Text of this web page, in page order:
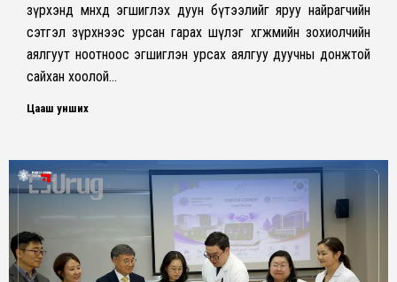
зүрхэнд мөнхөд эгшиглэх дуун бүтээлийг яруу найрагчийн
сэтгэл зүрхнээс урсан гарах шүлэг хөгжмийн зохиолчийн
аялгуут ноотноос эгшиглэн урсах аялгуу дуучны донжтой
сайхан хоолой…
Цааш унших